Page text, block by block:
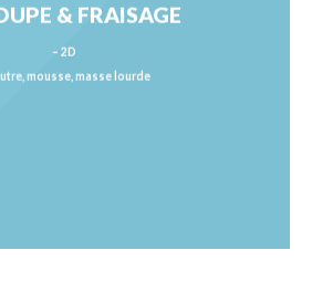
& FRAISAGE